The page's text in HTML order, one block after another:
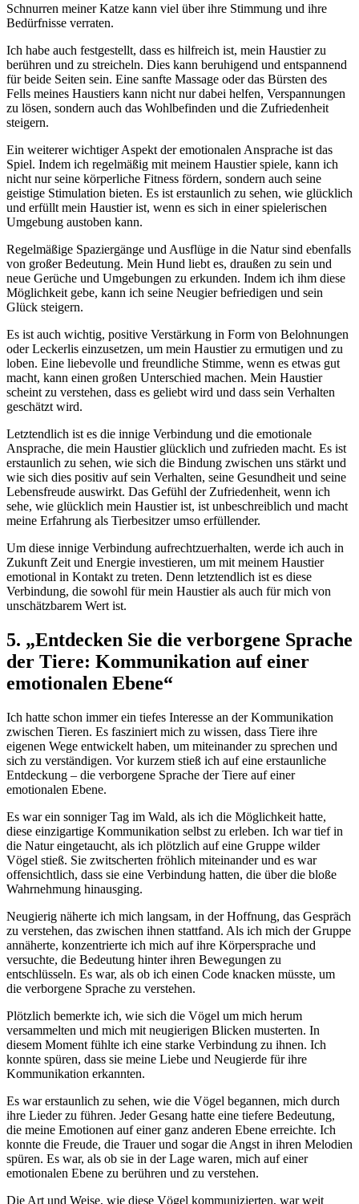
Schnurren meiner Katze kann viel über ihre Stimmung und ihre
Bedürfnisse verraten.
Ich habe auch ‌festgestellt, dass ‍es ‌hilfreich ‍ist, mein ​Haustier zu
⁤berühren ⁢und zu ⁢streicheln. Dies ⁤kann ⁣beruhigend und entspannend
für beide Seiten sein. Eine sanfte Massage oder⁤ das Bürsten​ des
Fells meines​ Haustiers kann nicht nur​ dabei⁤ helfen, Verspannungen
zu lösen, sondern auch das Wohlbefinden ⁢und die Zufriedenheit
steigern.
Ein weiterer wichtiger Aspekt der ​emotionalen Ansprache ist das‍
Spiel. Indem ich regelmäßig mit meinem Haustier ​spiele, kann ⁢ich
nicht nur seine⁣ körperliche Fitness ⁤fördern, sondern auch ⁢seine
geistige Stimulation bieten. Es ist erstaunlich zu sehen, wie glücklich
und erfüllt mein Haustier ist, wenn es‍ sich​ in einer​ spielerischen
Umgebung ⁢austoben kann.
Regelmäßige‍ Spaziergänge und Ausflüge in die Natur sind ebenfalls
von großer Bedeutung. Mein Hund liebt es, ⁣draußen zu sein⁤ und
neue Gerüche und Umgebungen ​zu erkunden. Indem ich ihm⁤ diese
Möglichkeit gebe, ‍kann ‍ich seine Neugier befriedigen⁢ und ⁣sein
⁢Glück steigern.
Es ist ⁢auch wichtig,⁢ positive Verstärkung in Form von Belohnungen
oder Leckerlis einzusetzen,‌ um ⁤mein Haustier zu ⁤ermutigen und ​zu
loben. Eine liebevolle⁢ und freundliche Stimme, wenn es etwas gut⁣
macht, kann einen großen Unterschied machen. Mein Haustier
scheint​ zu verstehen, dass es⁤ geliebt wird und dass sein‌ Verhalten
geschätzt wird.
Letztendlich ist es die innige Verbindung⁢ und die emotionale
Ansprache, die mein Haustier glücklich⁤ und zufrieden macht. ⁤Es ist
erstaunlich​ zu sehen, wie sich die ⁢Bindung zwischen⁣ uns stärkt und
wie sich‍ dies⁤ positiv auf sein Verhalten,⁤ seine⁣ Gesundheit ‍und seine
Lebensfreude auswirkt. Das ⁢Gefühl der Zufriedenheit, wenn ⁣ich
sehe, wie glücklich mein Haustier ist, ist unbeschreiblich und macht
meine Erfahrung als⁣ Tierbesitzer umso erfüllender.
Um diese ⁢innige Verbindung aufrechtzuerhalten, werde ich auch in
Zukunft Zeit und ⁣Energie investieren, um‍ mit meinem Haustier
‍emotional in Kontakt zu treten. Denn‍ letztendlich ist es diese
Verbindung, ‍die sowohl für mein Haustier ‍als auch für‌ mich von
unschätzbarem Wert ist.
5. „Entdecken Sie die‍ verborgene Sprache
der Tiere: Kommunikation auf einer
emotionalen Ebene“
Ich hatte schon immer ein tiefes Interesse⁣ an der Kommunikation⁤
zwischen‍ Tieren. Es fasziniert mich zu wissen, dass Tiere ⁣ihre
eigenen Wege entwickelt haben, um miteinander zu sprechen und
sich⁣ zu verständigen.​ Vor kurzem stieß ich auf ​eine erstaunliche
Entdeckung – die verborgene Sprache der Tiere auf einer
emotionalen ‌Ebene.
Es war ein⁢ sonniger Tag im ⁣Wald, als ich die Möglichkeit ⁢hatte, ​
diese einzigartige Kommunikation selbst zu erleben. ​Ich war ‌tief in
die Natur eingetaucht, als ich plötzlich auf eine Gruppe wilder​
Vögel stieß. Sie zwitscherten fröhlich miteinander und es war‍
offensichtlich, dass sie⁢ eine Verbindung‌ hatten, die ‌über⁤ die bloße
Wahrnehmung hinausging.
Neugierig näherte ich mich langsam, in der Hoffnung,⁢ das Gespräch
zu verstehen, das zwischen ihnen stattfand.⁤ Als ich mich der Gruppe
annäherte, konzentrierte ich mich auf ihre Körpersprache und
versuchte, die Bedeutung hinter ihren Bewegungen zu
entschlüsseln.⁣ Es ⁣war, als ob ich einen Code knacken müsste, um
die verborgene ​Sprache zu verstehen.
Plötzlich‍ bemerkte ich, ‌wie sich die Vögel um mich herum
versammelten und mich mit neugierigen Blicken musterten. ‍In‍
diesem Moment fühlte ich eine starke Verbindung ‍zu ihnen. Ich
konnte spüren, ​dass sie meine Liebe und Neugierde für ihre
Kommunikation ⁤erkannten.
Es war erstaunlich zu sehen,​ wie die Vögel ​begannen, mich durch
ihre Lieder zu ⁣führen. Jeder Gesang hatte eine ‍tiefere Bedeutung,
die meine Emotionen auf einer ganz anderen Ebene erreichte.‌ Ich
⁤konnte die Freude,⁢ die Trauer und sogar die Angst in ihren Melodien
spüren.‌ Es war, ‍als ob sie in der​ Lage waren, mich auf einer ​
emotionalen Ebene zu berühren und zu verstehen.
Die Art und Weise, ‍wie diese Vögel ‍kommunizierten, war ​weit